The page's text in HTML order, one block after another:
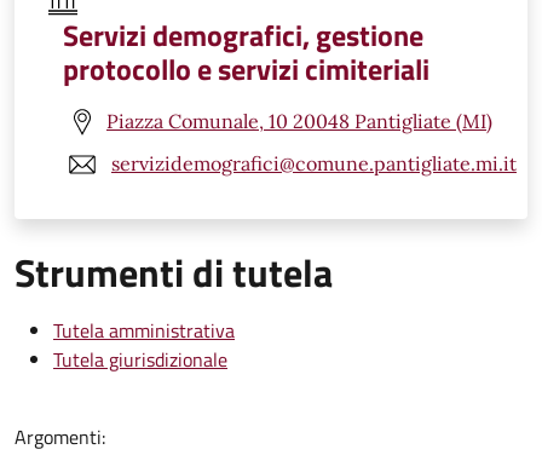
Servizi demografici, gestione
protocollo e servizi cimiteriali
Piazza Comunale, 10 20048 Pantigliate (MI)
servizidemografici@comune.pantigliate.mi.it
Strumenti di tutela
Tutela amministrativa
Tutela giurisdizionale
Argomenti: